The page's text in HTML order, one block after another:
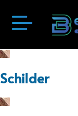
Schilder